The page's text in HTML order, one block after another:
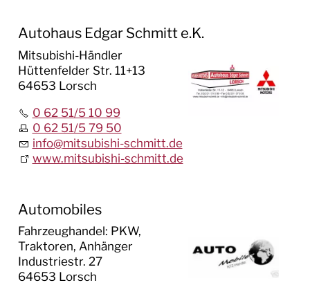
Autohaus Edgar Schmitt e.K.
Mitsubishi-Händler
Hüttenfelder Str. 11+13
64653 Lorsch
0 62 51/5 10 99
0 62 51/5 79 50
info@mitsubishi-schmitt.de
www.mitsubishi-schmitt.de
Automobiles
Fahrzeughandel: PKW,
Traktoren, Anhänger
Industriestr. 27
64653 Lorsch